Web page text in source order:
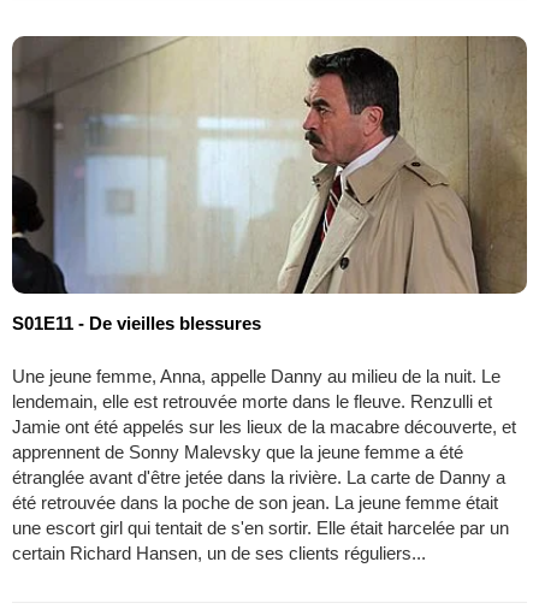
S01E11 - De vieilles blessures
Une jeune femme, Anna, appelle Danny au milieu de la nuit. Le
lendemain, elle est retrouvée morte dans le fleuve. Renzulli et
Jamie ont été appelés sur les lieux de la macabre découverte, et
apprennent de Sonny Malevsky que la jeune femme a été
étranglée avant d'être jetée dans la rivière. La carte de Danny a
été retrouvée dans la poche de son jean. La jeune femme était
une escort girl qui tentait de s'en sortir. Elle était harcelée par un
certain Richard Hansen, un de ses clients réguliers...